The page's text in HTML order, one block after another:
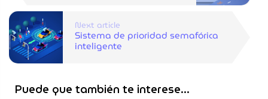
Next article
Sistema de prioridad semafórica
inteligente
Puede que también te interese...